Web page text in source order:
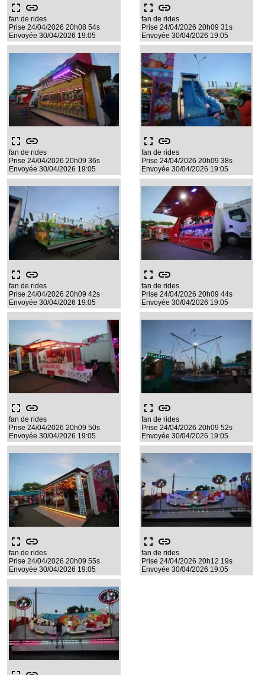
fullscreen link
fan de rides
Prise 24/04/2026 20h08 54s
Envoyée 30/04/2026 19:05
fullscreen link
fan de rides
Prise 24/04/2026 20h09 31s
Envoyée 30/04/2026 19:05
fullscreen link
fan de rides
Prise 24/04/2026 20h09 36s
Envoyée 30/04/2026 19:05
fullscreen link
fan de rides
Prise 24/04/2026 20h09 38s
Envoyée 30/04/2026 19:05
fullscreen link
fan de rides
Prise 24/04/2026 20h09 42s
Envoyée 30/04/2026 19:05
fullscreen link
fan de rides
Prise 24/04/2026 20h09 44s
Envoyée 30/04/2026 19:05
fullscreen link
fan de rides
Prise 24/04/2026 20h09 50s
Envoyée 30/04/2026 19:05
fullscreen link
fan de rides
Prise 24/04/2026 20h09 52s
Envoyée 30/04/2026 19:05
fullscreen link
fan de rides
Prise 24/04/2026 20h09 55s
Envoyée 30/04/2026 19:05
fullscreen link
fan de rides
Prise 24/04/2026 20h12 19s
Envoyée 30/04/2026 19:05